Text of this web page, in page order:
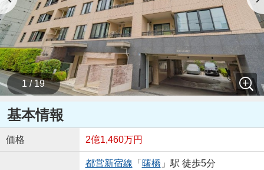
1 / 19
基本情報
価格 2億1,460万円
都営新宿線 「 曙橋 」駅 徒歩5分